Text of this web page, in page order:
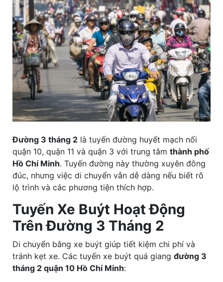
Đường 3 tháng 2 là tuyến đường huyết mạch nối
quận 10, quận 11 và quận 3 với trung tâm thành phố
Hồ Chí Minh. Tuyến đường này thường xuyên đông
đúc, nhưng việc di chuyển vẫn dễ dàng nếu biết rõ
lộ trình và các phương tiện thích hợp.
Tuyến Xe Buýt Hoạt Động
Trên Đường 3 Tháng 2
Di chuyển bằng xe buýt giúp tiết kiệm chi phí và
tránh kẹt xe. Các tuyến xe buýt quá giang đường 3
tháng 2 quận 10 Hồ Chí Minh: